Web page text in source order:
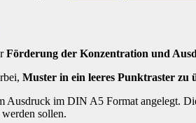
Förderung der Konzentration und
Muster in ein leeres Punktraster zu
Ausdruck im DIN A5 Format angelegt.
sollen.